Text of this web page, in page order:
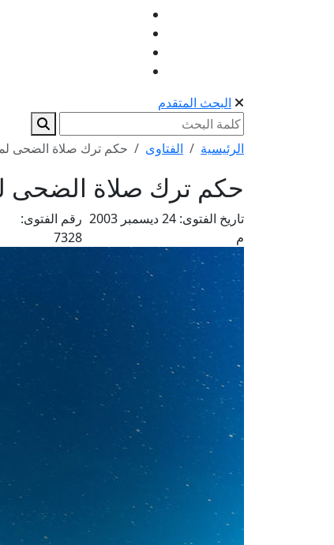
البحث المتقدم
الرئيسية الفتاوى حكم ترك صلاة الضحى
حكم ترك صلاة الضحى
تاريخ الفتوى:
24 ديسمبر 2003
م
رقم الفتوى:
7328